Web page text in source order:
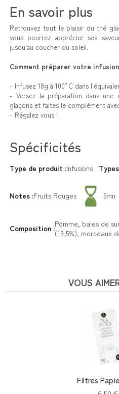
En savoir plus
Retrouvez tout le plaisir du thé
vous pourrez apprécier ses
jusqu'au coucher du soleil.
Comment préparer votre
- Infusez 18g à 100°C dans
- Versez la préparation dans une
glaçons et faites le complément
- Régalez vous !
Spécificités
Type de produit :Infusions
Notes :Fruits Rouges 5mn
Composition :Pomme, baies de
(13,5%), morceaux
VOUS
Filtres Papier Ta...